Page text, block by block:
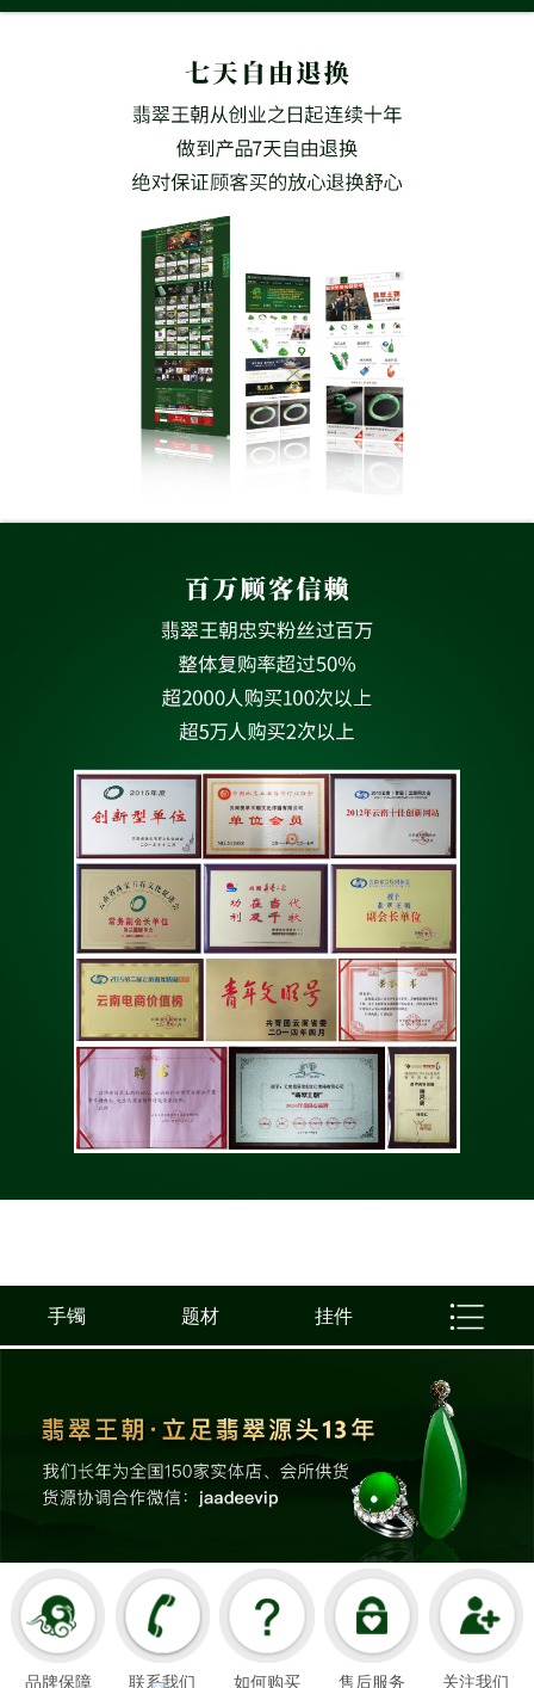
手镯 题材 挂件
品牌保障 联系我们 如何购买 售后服务 关注我们